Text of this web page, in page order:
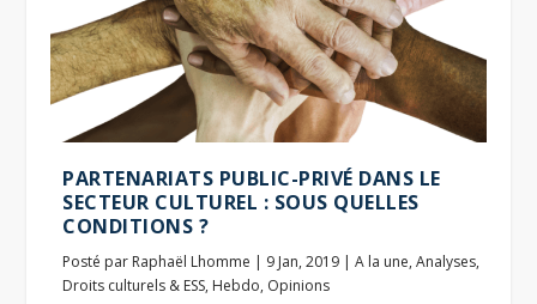
PARTENARIATS PUBLIC-PRIVÉ DANS LE
SECTEUR CULTUREL : SOUS QUELLES
CONDITIONS ?
Posté par Raphaël Lhomme | 9 Jan, 2019 |A la une,Analyses,
Droits culturels & ESS, Hebdo, Opinions